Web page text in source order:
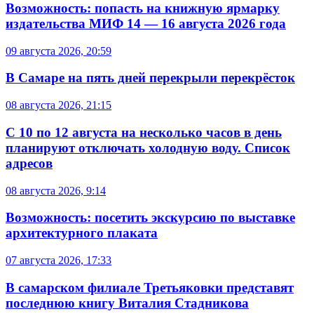
Возможность: попасть на книжную ярмарку
издательства МИФ 14 — 16 августа 2026 года
09 августа 2026, 20:59
В Самаре на пять дней перекрыли перекрёсток
08 августа 2026, 21:15
С 10 по 12 августа на несколько часов в день
планируют отключать холодную воду. Список
адресов
08 августа 2026, 9:14
Возможность: посетить экскурсию по выставке
архитектурного плаката
07 августа 2026, 17:33
В самарском филиале Третьяковки представят
последнюю книгу Виталия Стадникова